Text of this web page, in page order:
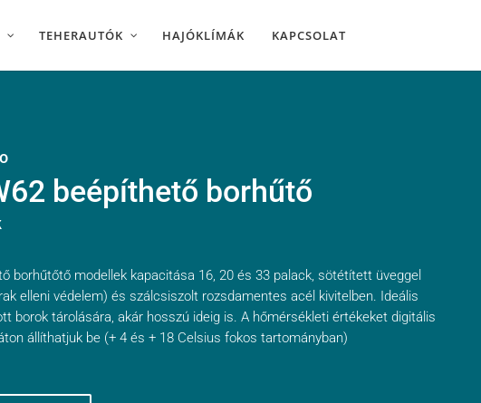
TEHERAUTÓK HAJÓKLÍMÁK KAPCSOLAT
beépíthető borhűtő
borhűtőtő modellek kapacitása 16, 20 és 33 palack, sötétített üveggel
elleni védelem) és szálcsiszolt rozsdamentes acél kivitelben. Ideális
borok tárolására, akár hosszú ideig is. A hőmérsékleti értékeket digitális
állíthatjuk be (+ 4 és + 18 Celsius fokos tartományban)